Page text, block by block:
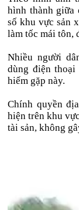
hình thành giữa
số khu vực sản
làm tốc mái tôn,
Nhiều người
dùng điện
hiếm gặp này.
Chính quyền
hiện trên khu
tài sản, không